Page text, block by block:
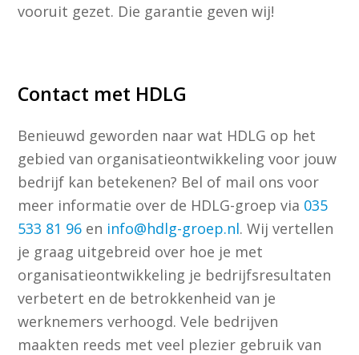
vooruit gezet. Die garantie geven wij!
Contact met HDLG
Benieuwd geworden naar wat HDLG op het
gebied van organisatieontwikkeling voor jouw
bedrijf kan betekenen? Bel of mail ons voor
meer informatie over de HDLG-groep via 035
533 81 96 en info@hdlg-groep.nl. Wij vertellen
je graag uitgebreid over hoe je met
organisatieontwikkeling je bedrijfsresultaten
verbetert en de betrokkenheid van je
werknemers verhoogd. Vele bedrijven
maakten reeds met veel plezier gebruik van